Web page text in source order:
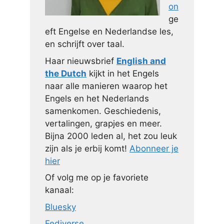
on
ge
eft Engelse en Nederlandse les,
en schrijft over taal.
Haar nieuwsbrief English and
the Dutch kijkt in het Engels
naar alle manieren waarop het
Engels en het Nederlands
samenkomen. Geschiedenis,
vertalingen, grapjes en meer.
Bijna 2000 leden al, het zou leuk
zijn als je erbij komt! Abonneer je
hier
Of volg me op je favoriete
kanaal:
Bluesky